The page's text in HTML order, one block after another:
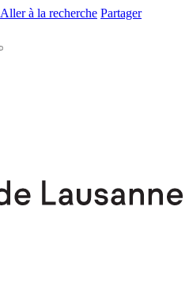
Aller à la recherche Partager